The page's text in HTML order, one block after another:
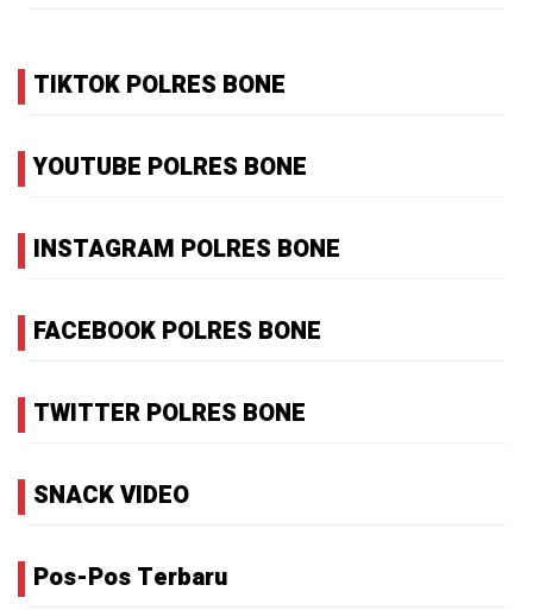
TIKTOK POLRES BONE
YOUTUBE POLRES BONE
INSTAGRAM POLRES BONE
FACEBOOK POLRES BONE
TWITTER POLRES BONE
SNACK VIDEO
Pos-Pos Terbaru